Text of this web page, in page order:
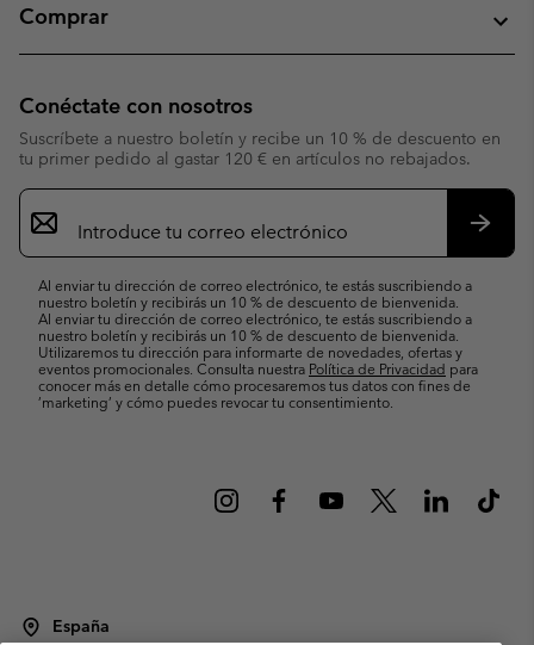
Comprar
Conéctate con nosotros
Suscríbete a nuestro boletín y recibe un 10 % de descuento en
tu primer pedido al gastar 120 € en artículos no rebajados.
Suscripción
de
correo
Al enviar tu dirección de correo electrónico, te estás suscribiendo a
nuestro boletín y recibirás un 10 % de descuento de bienvenida.
Al enviar tu dirección de correo electrónico, te estás suscribiendo a
nuestro boletín y recibirás un 10 % de descuento de bienvenida.
Utilizaremos tu dirección para informarte de novedades, ofertas y
eventos promocionales. Consulta nuestra Política de Privacidad para
conocer más en detalle cómo procesaremos tus datos con fines de
’marketing’ y cómo puedes revocar tu consentimiento.
España